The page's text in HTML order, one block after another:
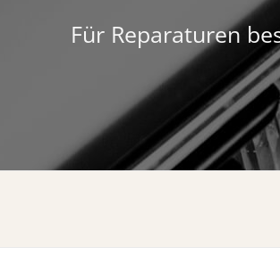
Für Reparaturen